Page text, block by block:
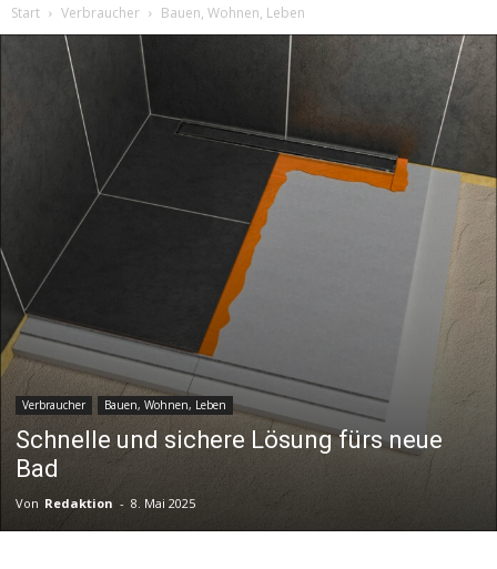
Start Verbraucher Bauen, Wohnen, Leben
Verbraucher Bauen, Wohnen, Leben
Schnelle und sichere Lösung fürs neue
Bad
Von Redaktion - 8. Mai 2025